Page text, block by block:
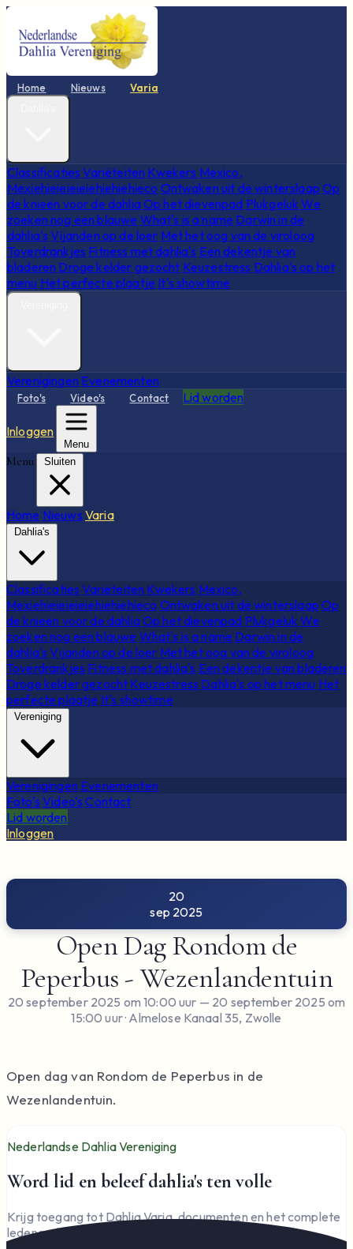
Home Nieuws Varia
Classificaties Variëteiten Kwekers Mexico,
Mexiehieieieieiehiehiehieco Ontwaken uit de winterslaap Op
de knieën voor de dahliaOp het dievenpad Plukgeluk We
zoeken nog een blauwe What's is a name Darwin in de
dahlia's Vijanden op de loer Met het oog van de viroloog
Toverdrankjes Fitness met dahlia's Een dekentje van
bladeren Droge kelder gezocht Keuzestress Dahlia's op het
menu Het perfecte plaatje It's showtime
Verenigingen Evenementen
Foto's Video's Contact Lid worden
Inloggen
Menu
Menu Sluiten
Home Nieuws Varia
Dahlia's
Classificaties Variëteiten Kwekers Mexico,
Mexiehieieieieiehiehiehieco Ontwaken uit de winterslaap Op
de knieën voor de dahliaOp het dievenpad Plukgeluk We
zoeken nog een blauwe What's is a name Darwin in de
dahlia's Vijanden op de loer Met het oog van de viroloog
Toverdrankjes Fitness met dahlia's Een dekentje van bladeren
Droge kelder gezocht Keuzestress Dahlia's op het menu Het
perfecte plaatje It's showtime
Vereniging
Verenigingen Evenementen
Foto's Video's Contact
Lid worden
Inloggen
20
sep 2025
Open Dag Rondom de
Peperbus - Wezenlandentuin
20 september 2025 om 10:00 uur — 20 september 2025 om
15:00 uur· Almelose Kanaal 35, Zwolle
Open dag van Rondom de Peperbus in de
Wezenlandentuin.
Nederlandse Dahlia Vereniging
Word lid en beleef dahlia's ten volle
Krijg toegang tot Dahlia Varia, documenten en het complete
ledengedeelte — en steun de vereniging.